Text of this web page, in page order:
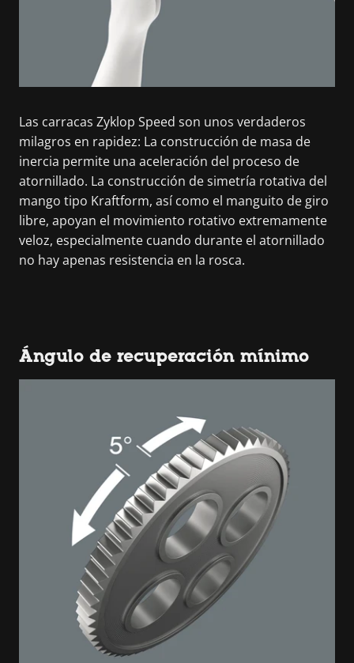
Las carracas Zyklop Speed son unos verdaderos
milagros en rapidez: La construcción de masa de
inercia permite una aceleración del proceso de
atornillado. La construcción de simetría rotativa del
mango tipo Kraftform, así como el manguito de giro
libre, apoyan el movimiento rotativo extremamente
veloz, especialmente cuando durante el atornillado
no hay apenas resistencia en la rosca.
Ángulo de recuperación mínimo